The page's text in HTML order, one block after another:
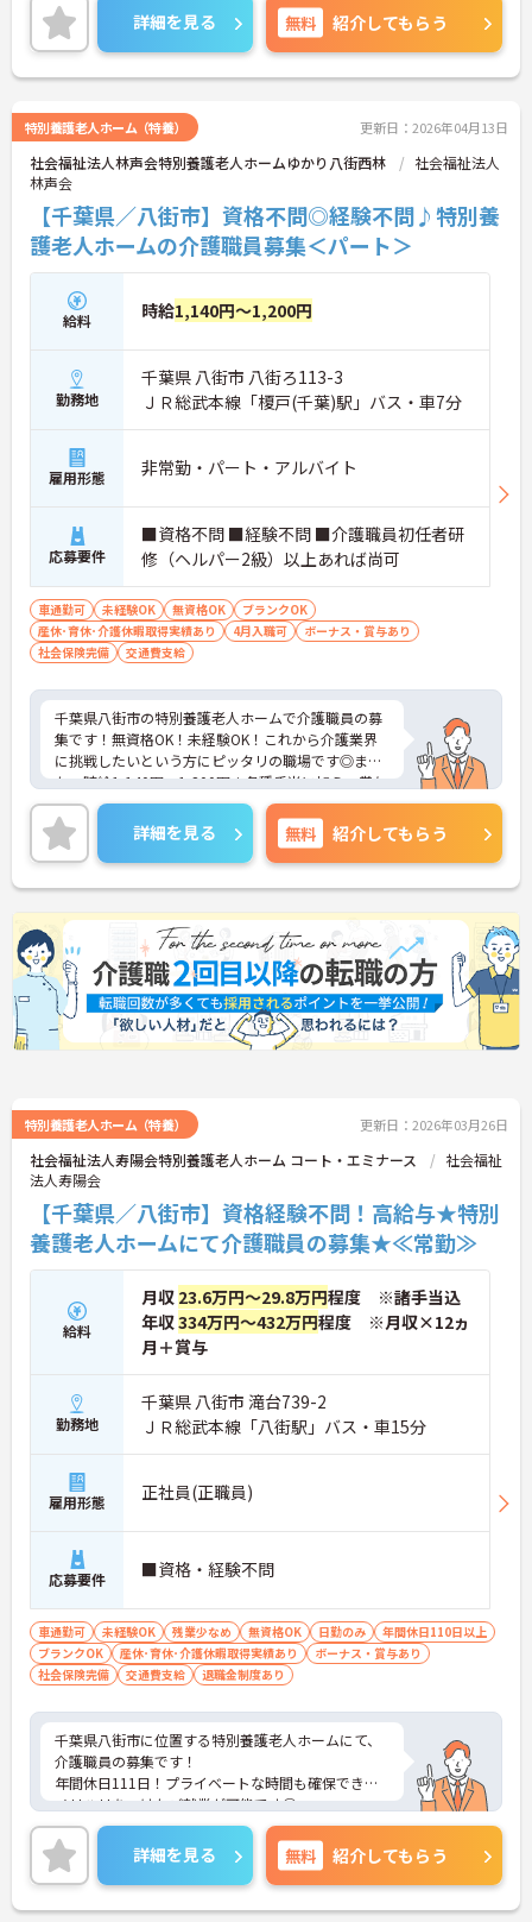
れる職場です♪ご興味のある方は面接ポイントをお
伝えしますので、お気軽にご相談ください！
詳細を見る 無料 紹介してもらう
特別養護老人ホーム（特養） 更新日：2026年04月13日
社会福祉法人林声会特別養護老人ホームゆかり八街西林
社会福祉法人
林声会
【千葉県／八街市】資格不問◎経験不問♪特別養
護老人ホームの介護職員募集＜パート＞
給料 時給1,140円～1,200円
勤務地
千葉県 八街市 八街ろ113-3
ＪＲ総武本線「榎戸(千葉)駅」バス・車7分
雇用形態 非常勤・パート・アルバイト
応募要件
■資格不問 ■経験不問 ■介護職員初任者研
修（ヘルパー2級）以上あれば尚可
車通勤可 未経験OK 無資格OK
ブランクOK
産休･育休･介護休暇取得実績あり
4月入職可
ボーナス・賞与あり
社会保険完備
交通費支給
千葉県八街市の特別養護老人ホームで介護職員の募
集です！無資格OK！未経験OK！これから介護業界
に挑戦したいという方にピッタリの職場です◎ま
た、時給1,140円～1,200円＋各種手当に加え、賞与
ありであなたの頑張りがしっかり評価されます♪ご
興味のある方は面接ポイントをお伝えしますので、
お気軽にご連絡ください！
詳細を見る 無料 紹介してもらう
特別養護老人ホーム（特養） 更新日：2026年03月26日
社会福祉法人寿陽会特別養護老人ホーム コート・エミナース
社会福祉
法人寿陽会
【千葉県／八街市】資格経験不問！高給与★特別
養護老人ホームにて介護職員の募集★≪常勤≫
給料
月収 23.6万円～29.8万円程度 ※諸手当込
年収334万円～432万円程度 ※月収×12ヵ
月＋賞与
勤務地
千葉県 八街市 滝台739-2
ＪＲ総武本線「八街駅」バス・車15分
雇用形態 正社員(正職員)
応募要件 ■資格・経験不問
車通勤可 未経験OK 残業少なめ 無資格OK 日勤のみ
年間休日110日以上
ブランクOK
産休･育休･介護休暇取得実績あり
ボーナス・賞与あり
社会保険完備
交通費支給 退職金制度あり
千葉県八街市に位置する特別養護老人ホームにて、
介護職員の募集です！
年間休日111日！プライベートな時間も確保でき、
メリハリをつけたご就業が可能です◎
資格経験は不問！丁寧なレクチャーがあるので、未
経験の方・ブランクがある方も安心してご入職いた
だけます。
ご興味ある方には、面接対策ポイントなど、さらに
詳細をお話しいたしますのでお気軽にご相談くださ
詳細を見る 無料 紹介してもらう